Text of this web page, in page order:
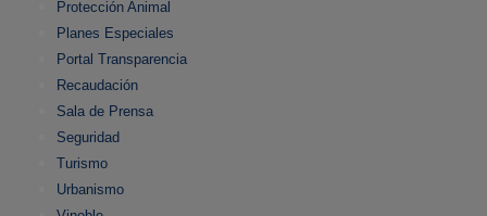
Protección Animal
Planes Especiales
Portal Transparencia
Recaudación
Sala de Prensa
Seguridad
Turismo
Urbanismo